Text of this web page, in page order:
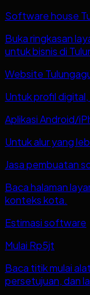
Software house
Buka ringkasan
untuk bisnis di
Website
Untuk profil
Aplikasi Android/
Untuk alur yang
Jasa pembuatan
Baca halaman
konteks kota.
Estimasi software
Mulai Rp5jt
Baca titik mulai
persetujuan, dan